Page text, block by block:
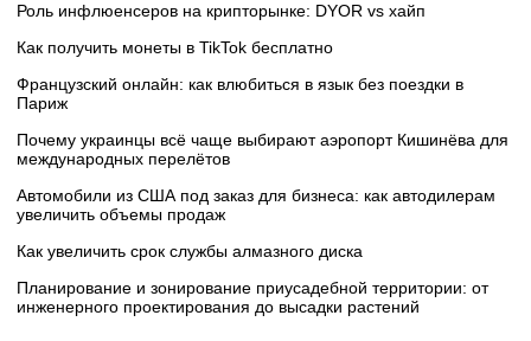
Роль инфлюенсеров на крипторынке: DYOR vs хайп
Как получить монеты в TikTok бесплатно
Французский онлайн: как влюбиться в язык без поездки в
Париж
Почему украинцы всё чаще выбирают аэропорт Кишинёва для
международных перелётов
Автомобили из США под заказ для бизнеса: как автодилерам
увеличить объемы продаж
Как увеличить срок службы алмазного диска
Планирование и зонирование приусадебной территории: от
инженерного проектирования до высадки растений